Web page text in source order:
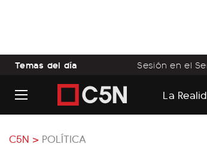
Temas del día Sesión en el
La
C5N > POLÍTICA